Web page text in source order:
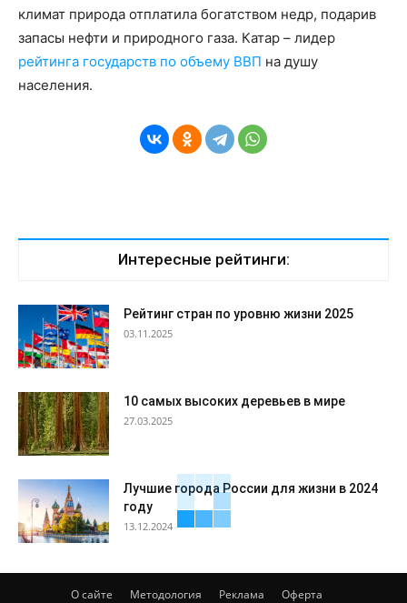
климат природа отплатила богатством недр, подарив
запасы нефти и природного газа. Катар – лидер
рейтинга государств по объему ВВП на душу
населения.
Интересные рейтинги:
Рейтинг стран по уровню жизни 2025
03.11.2025
10 самых высоких деревьев в мире
27.03.2025
Лучшие города России для жизни в 2024
году
13.12.2024
О сайте Методология Реклама Оферта